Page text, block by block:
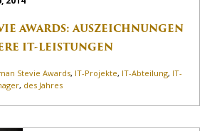
AWARDS: AUSZEICHNUNGEN
IT-LEISTUNGEN
Stevie Awards, IT-Projekte, IT-Abteilung, IT-
, des Jahres